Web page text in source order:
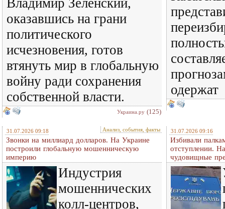
Владимир Зеленский,
оказавшись на грани
политического
исчезновения, готов
втянуть мир в глобальную
войну ради сохранения
собственной власти.
Украина.ру (125)
одержат
31.07.2026 09:18 Анализ, события, факты
Звонки на миллиард долларов. На Украине
построили глобальную мошенническую
империю
Индустрия
мошеннических
колл-центров,
31.07.2026 09:16
Избивали
отступлении.
чудовищные